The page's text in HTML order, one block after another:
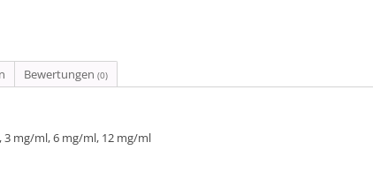
Bewertungen (0)
3 mg/ml, 6 mg/ml, 12 mg/ml